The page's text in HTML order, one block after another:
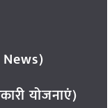
योजनाएं)